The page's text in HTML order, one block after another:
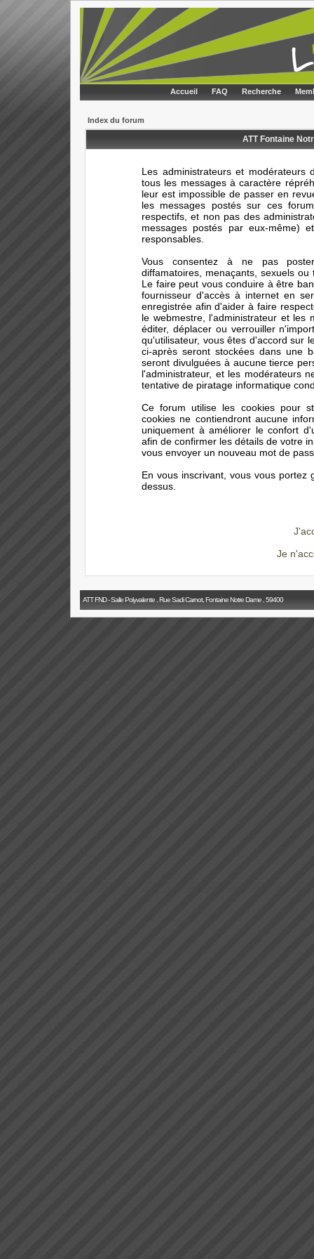
Accueil FAQ Recherche
Index du forum
ATT Fontaine
Les administrateurs et
tous les messages à caractère
leur est impossible de passer en
les messages postés sur ces
respectifs, et non pas des
messages postés par eux-même)
responsables.
Vous consentez à ne pas
diffamatoires, menaçants, sexuels
Le faire peut vous conduire à être
fournisseur d'accès à internet en
enregistrée afin d'aider à faire
le webmestre, l'administrateur et les
éditer, déplacer ou verrouiller
qu'utilisateur, vous êtes d'accord sur
ci-après seront stockées dans une
seront divulguées à aucune tierce
l'administrateur, et les modérateurs
tentative de piratage informatique
Ce forum utilise les cookies pour
cookies ne contiendront aucune
uniquement à améliorer le confort
afin de confirmer les détails de votre
vous envoyer un nouveau mot de
En vous inscrivant, vous vous
dessus.
Je
ATT FND - Salle Polyvalente , Rue Sadi Carnot, Fontaine Notre Dame , 59400